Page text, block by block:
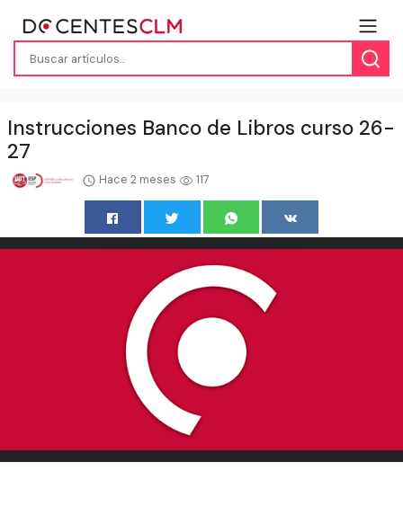
Instrucciones Banco de Libros curso 26-
27
Hace 2 meses 117